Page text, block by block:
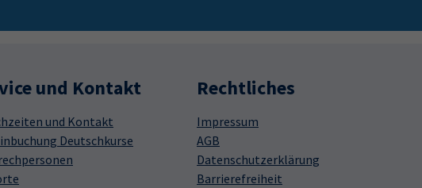
und Kontakt
und Kontakt
Deutschkurse
Rechtliches
Impressum
AGB
Datenschutzerklärung
Barrierefreiheit